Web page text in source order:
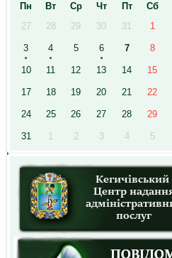
Пн
Вт Ср Чт Пт Сб
27
28 29 30 31 1
3 4 5 6 7 8
10 11 12 13 14 15
17 18 19 20 21 22
24 25 26 27 28 29
31 1 2 3 4 5